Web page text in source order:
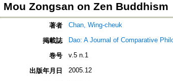
Mou Zongsan on Zen Buddhism
著者 Chan, Wing-cheuk
掲載誌 Dao: A Journal of Comparative
巻号 v.5 n.1
出版年月日 2005.12